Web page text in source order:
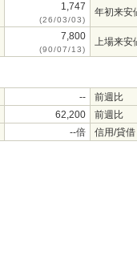
1,747
(26/03/03)
年初来安
7,800
(90/07/13)
上場来安
--
前週比
62,200
前週比
--倍 信用/貸借